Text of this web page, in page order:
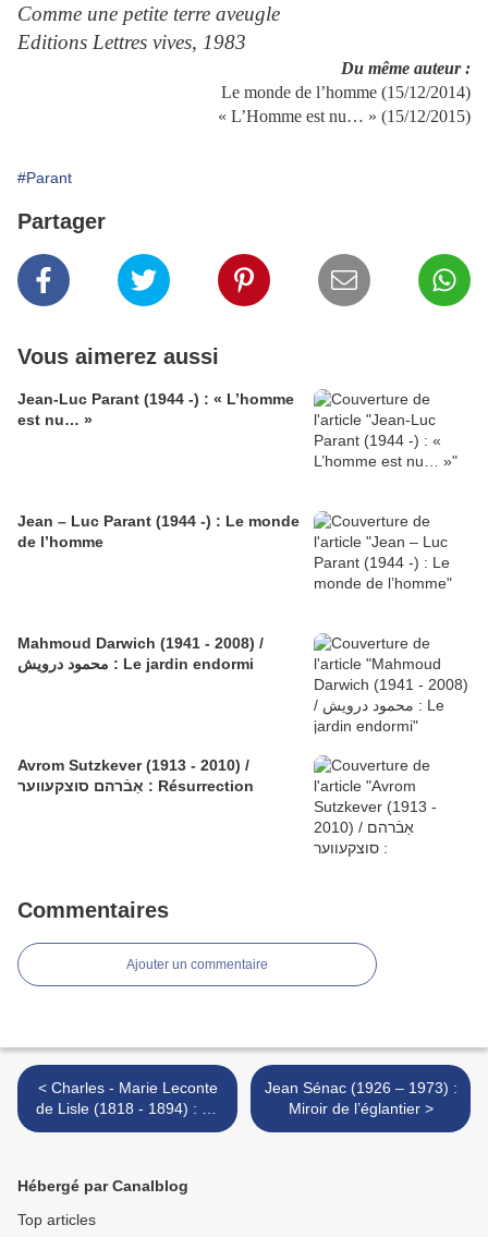
Comme une petite terre aveugle
Editions Lettres vives, 1983
Du même auteur :
Le monde de l’homme (15/12/2014)
« L’Homme est nu… » (15/12/2015)
#Parant
Partager
Vous aimerez aussi
Jean-Luc Parant (1944 -) : « L’homme
est nu… »
Jean – Luc Parant (1944 -) : Le monde
de l’homme
Mahmoud Darwich (1941 - 2008) /
محمود درويش : Le jardin endormi
Avrom Sutzkever (1913 - 2010) /
אַבֿרהם סוצקעווער : Résurrection
Commentaires
Ajouter un commentaire
< Charles - Marie Leconte
de Lisle (1818 - 1894) : Le
sommeil du Condor
Jean Sénac (1926 – 1973) :
Miroir de l’églantier >
Hébergé par Canalblog
Top articles